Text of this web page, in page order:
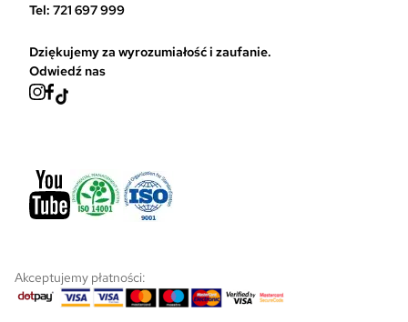
Tel: 721 697 999
Dziękujemy za wyrozumiałość i zaufanie.
Odwiedź nas
Akceptujemy płatności: